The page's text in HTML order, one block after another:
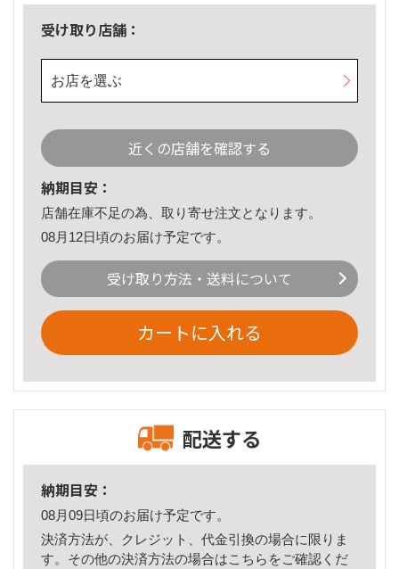
受け取り店舗：
お店を選ぶ
近くの店舗を確認する
納期目安：
店舗在庫不足の為、取り寄せ注文となります。
08月12日頃のお届け予定です。
受け取り方法・送料について
カートに入れる
配送する
納期目安：
08月09日頃のお届け予定です。
決済方法が、クレジット、代金引換の場合に限りま
す。その他の決済方法の場合はこちら をご確認くだ